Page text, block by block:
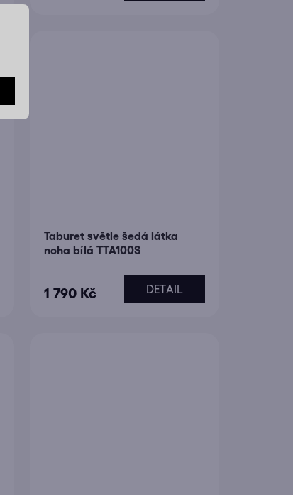
Taburet světle šedá látka
noha bílá TTA100S
1 790 Kč DETAIL